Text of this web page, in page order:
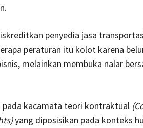
penyedia jasa
peraturan itu kolot karena
melainkan membuka nalar
pada kacamata teori kontraktual
yang diposisikan pada konteks